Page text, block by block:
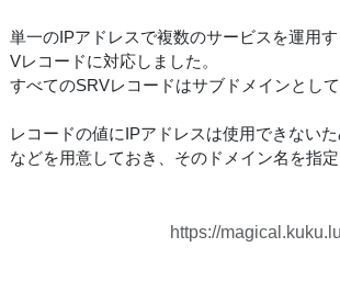
単一のIPアドレスで複数のサービスを運用
Vレコードに対応しました。
すべてのSRVレコードはサブドメインとして
レコードの値にIPアドレスは使用できない
などを用意しておき、そのドメイン名を指定
https://